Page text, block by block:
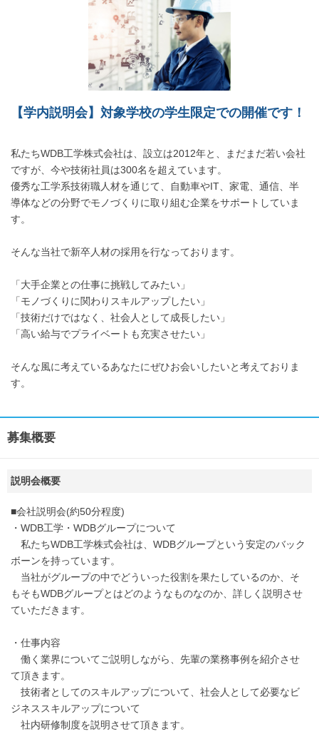
【学内説明会】対象学校の学生限定での開催です！
私たちWDB工学株式会社は、設立は2012年と、まだまだ若い会社
ですが、今や技術社員は300名を超えています。
優秀な工学系技術職人材を通じて、自動車やIT、家電、通信、半
導体などの分野でモノづくりに取り組む企業をサポートしていま
す。
そんな当社で新卒人材の採用を行なっております。
「大手企業との仕事に挑戦してみたい」
「モノづくりに関わりスキルアップしたい」
「技術だけではなく、社会人として成長したい」
「高い給与でプライベートも充実させたい」
そんな風に考えているあなたにぜひお会いしたいと考えておりま
す。
募集概要
説明会概要
■会社説明会(約50分程度)
・WDB工学・WDBグループについて
私たちWDB工学株式会社は、WDBグループという安定のバック
ボーンを持っています。
当社がグループの中でどういった役割を果たしているのか、そ
もそもWDBグループとはどのようなものなのか、詳しく説明させ
ていただきます。
・仕事内容
働く業界についてご説明しながら、先輩の業務事例を紹介させ
て頂きます。
技術者としてのスキルアップについて、社会人として必要なビ
ジネススキルアップについて
社内研修制度を説明させて頂きます。